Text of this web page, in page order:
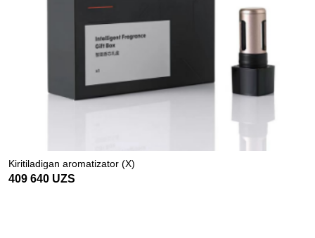
Kiritiladigan aromatizator (X)
409 640 UZS